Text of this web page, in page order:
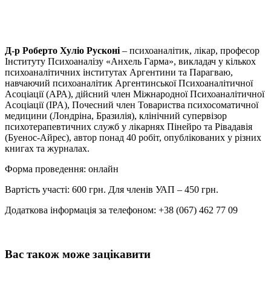
Д-р Роберто Хуліо Русконі – психоаналітик, лікар, професор
Інституту Психоаналізу «Анхель Гарма», викладач у кількох
психоаналітичних інститутах Аргентини та Парагваю,
навчаючий психоаналітик Аргентинської Психоаналітичної
Асоціації (АРА), дійсний член Міжнародної Психоаналітичної
Асоціації (IPA), Почесний член Товариства психосоматичної
медицини (Лондріна, Бразилія), клінічний супервізор
психотерапевтичних служб у лікарнях Пінейро та Рівадавія
(Буенос-Айрес), автор понад 40 робіт, опублікованих у різних
книгах та журналах.
Форма проведення: онлайн
Вартість участі: 600 грн. Для членів УАП – 450 грн.
Додаткова інформація за телефоном: +38 (067) 462 77 09
Вас також може зацікавити